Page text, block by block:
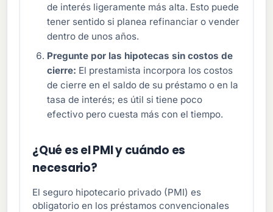
de interés ligeramente más alta. Esto puede
tener sentido si planea refinanciar o vender
dentro de unos años.
Pregunte por las hipotecas sin costos de
cierre: El prestamista incorpora los costos
de cierre en el saldo de su préstamo o en la
tasa de interés; es útil si tiene poco
efectivo pero cuesta más con el tiempo.
¿Qué es el PMI y cuándo es
necesario?
El seguro hipotecario privado (PMI) es
obligatorio en los préstamos convencionales